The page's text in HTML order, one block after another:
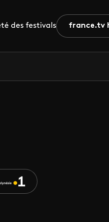
des festivals france.tv